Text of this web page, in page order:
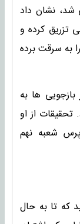
شد، نشان داد
کرده و
به سرقت برده
ها به
از او
شعبه نهم
گوید که تا به حال